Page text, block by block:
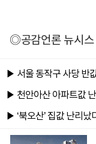
◎공감언론 뉴시스